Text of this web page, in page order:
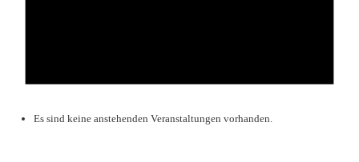
Es sind keine anstehenden Veranstaltungen vorhanden.